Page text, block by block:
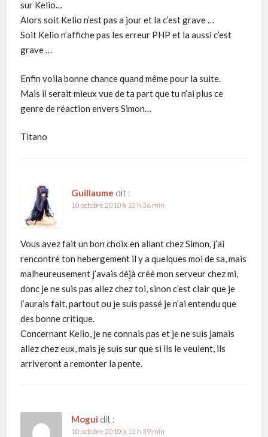
sur Kelio…
Alors soit Kelio n’est pas a jour et la c’est grave …
Soit Kelio n’affiche pas les erreur PHP et la aussi c’est
grave …
Enfin voila bonne chance quand même pour la suite.
Mais il serait mieux vue de ta part que tu n’ai plus ce
genre de réaction envers Simon…
Titano
Guillaume dit :
10 octobre 2010 à 10 h 36 min
Vous avez fait un bon choix en allant chez Simon, j’ai
rencontré ton hebergement il y a quelques moi de sa, mais
malheureusement j’avais déjà créé mon serveur chez mi,
donc je ne suis pas allez chez toi, sinon c’est clair que je
l’aurais fait, partout ou je suis passé je n’ai entendu que
des bonne critique.
Concernant Kelio, je ne connais pas et je ne suis jamais
allez chez eux, mais je suis sur que si ils le veulent, ils
arriveront a remonter la pente.
Mogui dit :
10 octobre 2010 à 13 h 39 min